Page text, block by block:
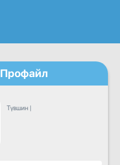
Профайл
Түвшин |